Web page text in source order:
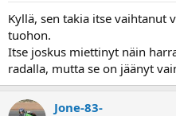
Kyllä, sen takia itse vaihtanut
tuohon.
Itse joskus miettinyt näin
radalla, mutta se on jäänyt
Jone-83-